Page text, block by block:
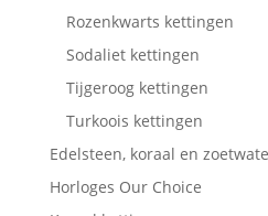
Rozenkwarts kettingen
Sodaliet kettingen
Tijgeroog kettingen
Turkoois kettingen
Edelsteen, koraal en
Horloges Our Choice